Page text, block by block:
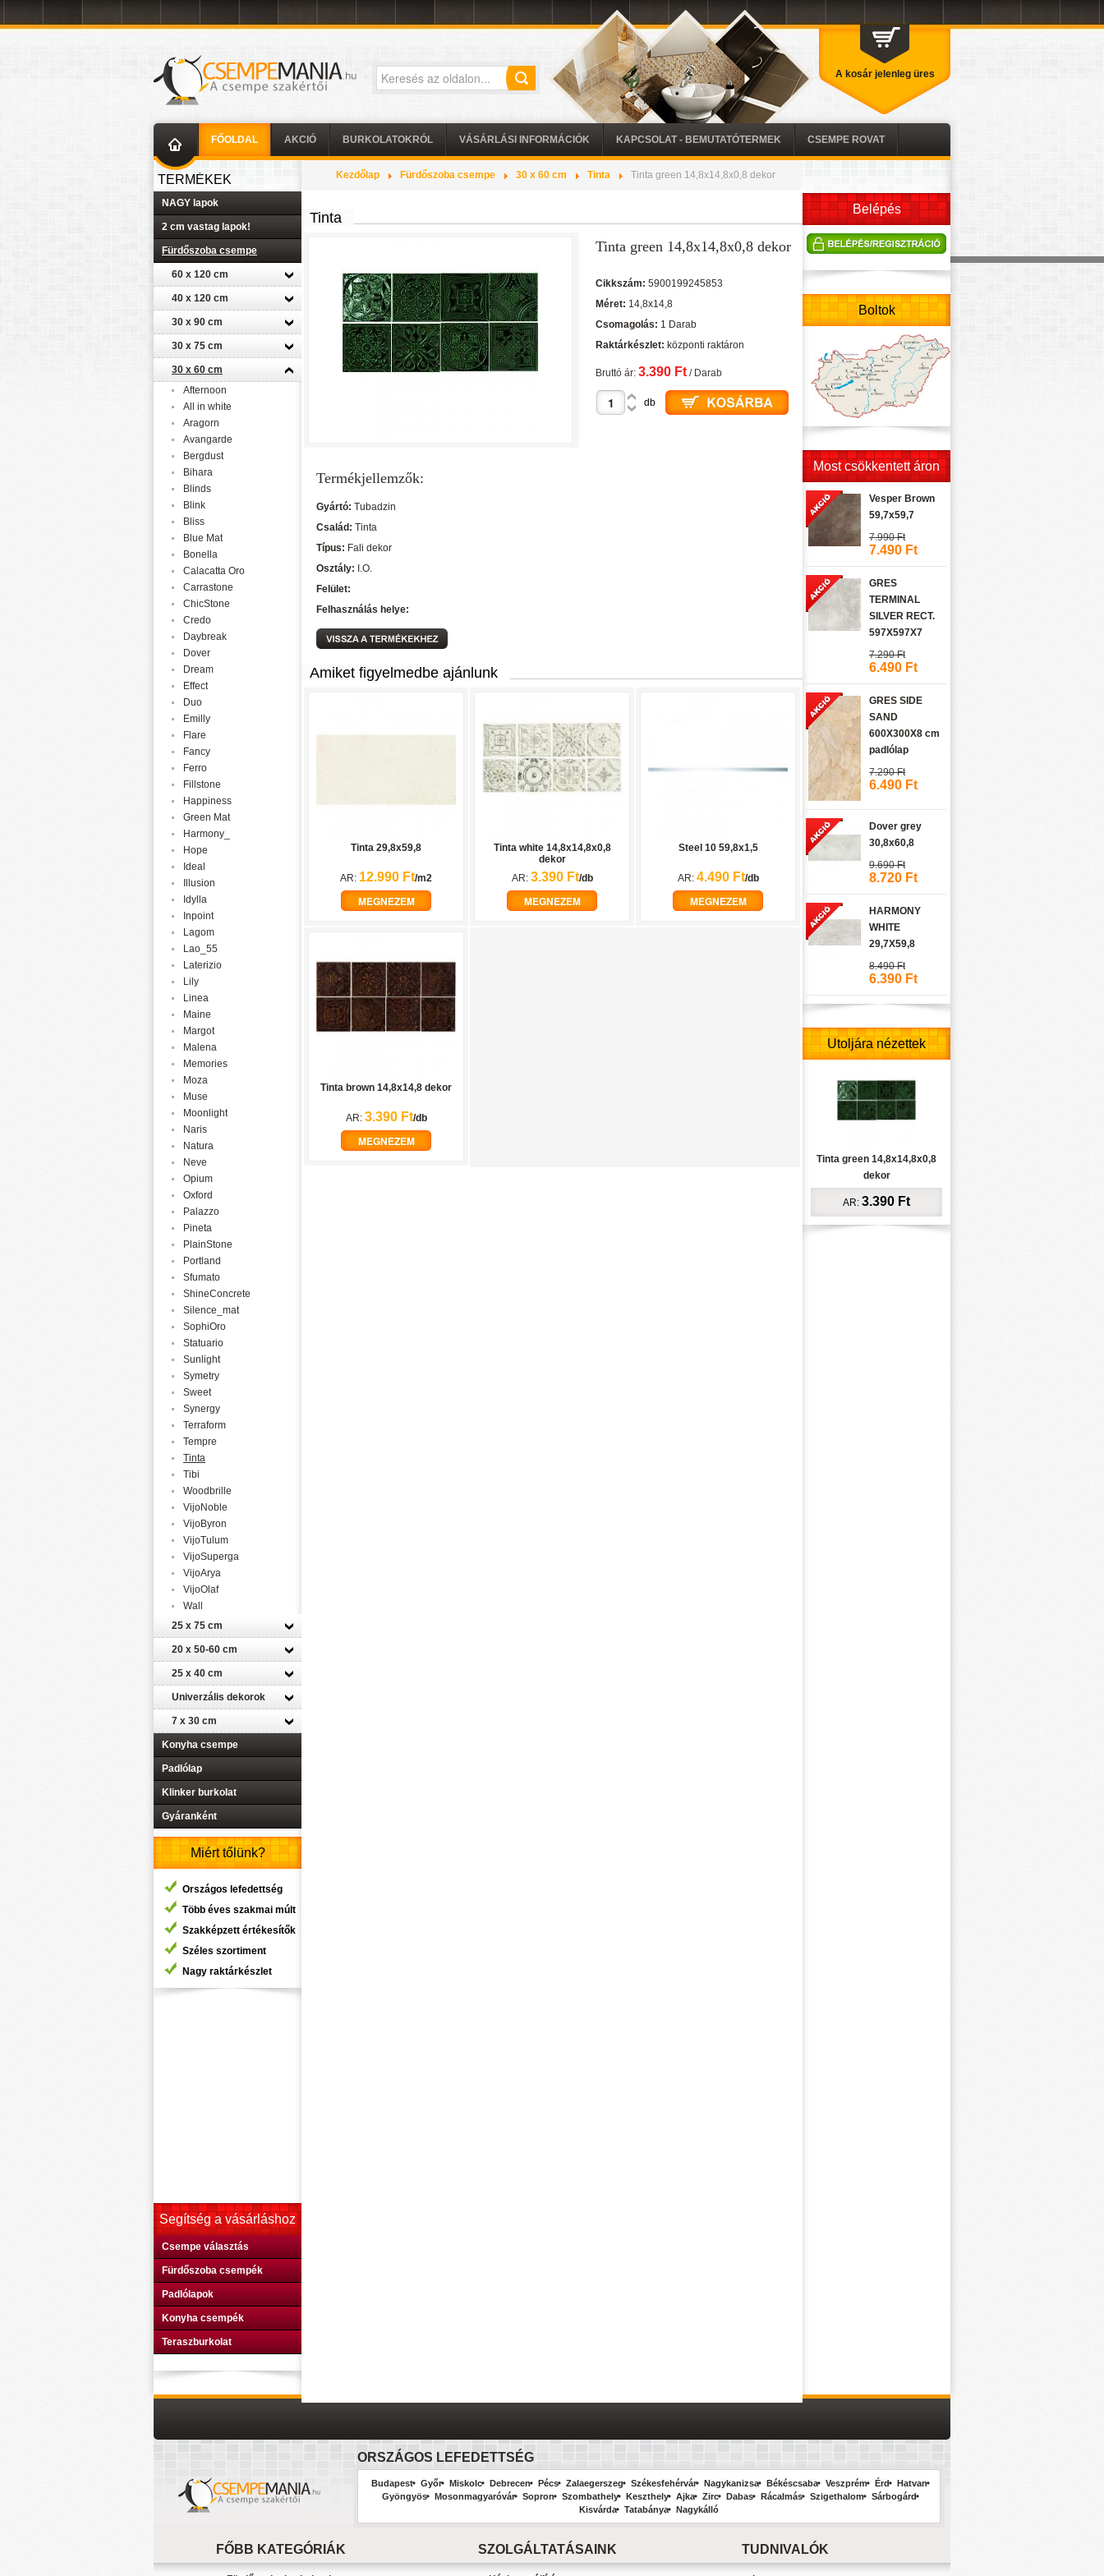
A kosár jelenleg üres
FŐOLDAL AKCIÓ BURKOLATOKRÓL VÁSÁRLÁSI INFORMÁCIÓK KAPCSOLAT - BEMUTATÓTERMEK CSEMPE ROVAT
TERMÉKEK
NAGY lapok
2 cm vastag lapok!
Fürdőszoba csempe
60 x 120 cm
40 x 120 cm
30 x 90 cm
30 x 75 cm
30 x 60 cm
Afternoon
All in white
Aragorn
Avangarde
Bergdust
Bihara
Blinds
Blink
Bliss
Blue Mat
Bonella
Calacatta Oro
Carrastone
ChicStone
Credo
Daybreak
Dover
Dream
Effect
Duo
Emilly
Flare
Fancy
Ferro
Fillstone
Happiness
Green Mat
Harmony_
Hope
Ideal
Illusion
Idylla
Inpoint
Lagom
Lao_55
Laterizio
Lily
Linea
Maine
Margot
Malena
Memories
Moza
Muse
Moonlight
Naris
Natura
Neve
Opium
Oxford
Palazzo
Pineta
PlainStone
Portland
Sfumato
ShineConcrete
Silence_mat
SophiOro
Statuario
Sunlight
Symetry
Sweet
Synergy
Terraform
Tempre
Tinta
Tibi
Woodbrille
VijoNoble
VijoByron
VijoTulum
VijoSuperga
VijoArya
VijoOlaf
Wall
25 x 75 cm
20 x 50-60 cm
25 x 40 cm
Univerzális dekorok
7 x 30 cm
Konyha csempe
Padlólap
Klinker burkolat
Gyáranként
Miért tőlünk?
Országos lefedettség
Több éves szakmai múlt
Szakképzett értékesítők
Széles szortiment
Nagy raktárkészlet
Segítség a vásárláshoz
Csempe választás
Fürdőszoba csempék
Padlólapok
Konyha csempék
Teraszburkolat
Kezdőlap Fürdőszoba csempe 30 x 60 cm Tinta Tinta green 14,8x14,8x0,8 dekor
Tinta
Tinta green 14,8x14,8x0,8 dekor
Cikkszám: 5900199245853
Méret: 14,8x14,8
Csomagolás: 1 Darab
Raktárkészlet: központi raktáron
Bruttó ár: 3.390 Ft/ Darab
db
Termékjellemzők:
Gyártó: Tubadzin
Család: Tinta
Típus: Fali dekor
Osztály: I.O.
Felület:
Felhasználás helye:
Amiket figyelmedbe ajánlunk
Tinta 29,8x59,8
AR: 12.990 Ft/m2
MEGNEZEM
Tinta white 14,8x14,8x0,8
dekor
AR: 3.390 Ft/db
MEGNEZEM
Steel 10 59,8x1,5
AR: 4.490 Ft/db
MEGNEZEM
Tinta brown 14,8x14,8 dekor
AR: 3.390 Ft/db
MEGNEZEM
Belépés
Boltok
Most csökkentett áron
Vesper Brown
59,7x59,7
7.990 Ft
7.490 Ft
GRES
TERMINAL
SILVER RECT.
597X597X7
7.290 Ft
6.490 Ft
GRES SIDE
SAND
600X300X8 cm
padlólap
7.290 Ft
6.490 Ft
Dover grey
30,8x60,8
9.690 Ft
8.720 Ft
HARMONY
WHITE
29,7X59,8
8.490 Ft
6.390 Ft
Utoljára nézettek
Tinta green 14,8x14,8x0,8
dekor
AR: 3.390 Ft
ORSZÁGOS LEFEDETTSÉG
Budapest Győr Miskolc Debrecen Pécs Zalaegerszeg Székesfehérvár Nagykanizsa Békéscsaba Veszprém Érd
Hatvan
Gyöngyös
Mosonmagyaróvár Sopron Szombathely Keszthely Ajka Zirc Dabas Rácalmás Szigethalom
Sárbogárd
Kisvárda
Tatabánya Nagykálló
FŐBB KATEGÓRIÁK SZOLGÁLTATÁSAINK TUDNIVALÓK